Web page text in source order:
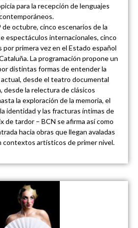
para la recepción de lenguajes
de octubre, cinco escenarios de la
espectáculos internacionales, cinco
primera vez en el Estado español
La programación propone un
distintas formas de entender la
desde el teatro documental
desde la relectura de clásicos
la exploración de la memoria, el
identidad y las fracturas íntimas de
de tardor – BCN se afirma así como
hacia obras que llegan avaladas
contextos artísticos de primer nivel.